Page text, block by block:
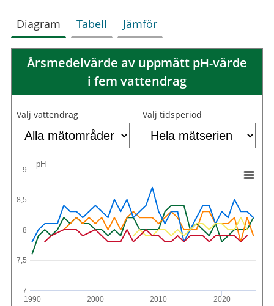
Diagram Tabell Jämför
Årsmedelvärde av uppmätt pH-värde
i fem vattendrag
Välj vattendrag Välj tidsperiod
pH
1990 2000 2010 2020
7
7,5
8
8,5
9